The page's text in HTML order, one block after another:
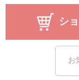
シ
お